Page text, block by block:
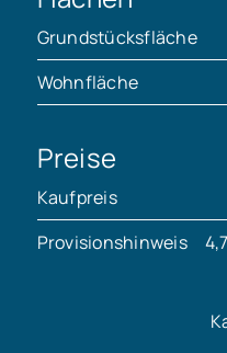
Grundstücksfläche
Wohnfläche
Preise
Kaufpreis
Provisionshinweis